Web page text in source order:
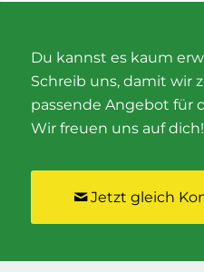
Du kannst es kaum
Schreib uns, damit wir
passende Angebot für
Wir freuen uns auf dich!
Jetzt gleich